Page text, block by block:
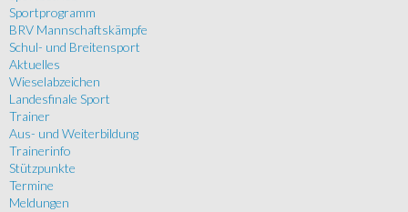
Sportprogramm
BRV Mannschaftskämpfe
Schul- und Breitensport
Aktuelles
Wieselabzeichen
Landesfinale Sport
Trainer
Aus- und Weiterbildung
Trainerinfo
Stützpunkte
Termine
Meldungen